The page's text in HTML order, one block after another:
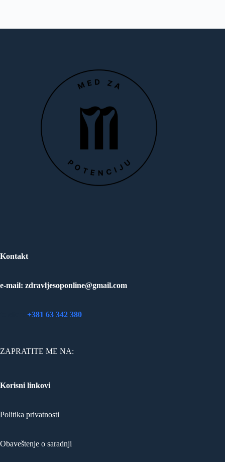
Kontakt
e-mail: zdravljesoponline@gmail.com
+381 63 342 380
ZAPRATITE ME NA:
Korisni linkovi
Politika privatnosti
Obaveštenje o saradnji